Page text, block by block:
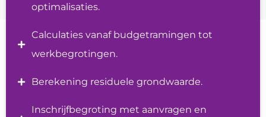
optimalisaties.
Calculaties vanaf budgetramingen tot
werkbegrotingen.
Berekening residuele grondwaarde.
Inschrijfbegroting met aanvragen en